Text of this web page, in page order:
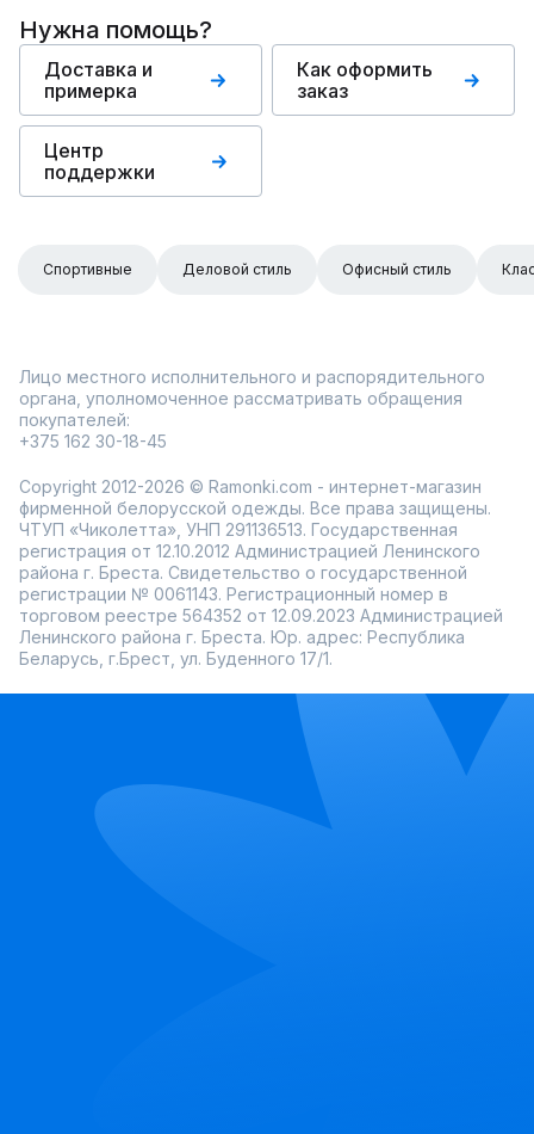
Нужна помощь?
Доставка и
примерка
Как оформить
заказ
Центр
поддержки
Спортивные Деловой стиль Офисный стиль
Лицо местного исполнительного и распорядительного
органа, уполномоченное рассматривать обращения
покупателей:
+375 162 30-18-45
Copyright 2012-2026 © Ramonki.com - интернет-магазин
фирменной белорусской одежды. Все права защищены.
ЧТУП «Чиколетта», УНП 291136513. Государственная
регистрация от 12.10.2012 Администрацией Ленинского
района г. Бреста. Свидетельство о государственной
регистрации № 0061143. Регистрационный номер в
торговом реестре 564352 от 12.09.2023 Администрацией
Ленинского района г. Бреста. Юр. адрес: Республика
Беларусь, г.Брест, ул. Буденного 17/1.